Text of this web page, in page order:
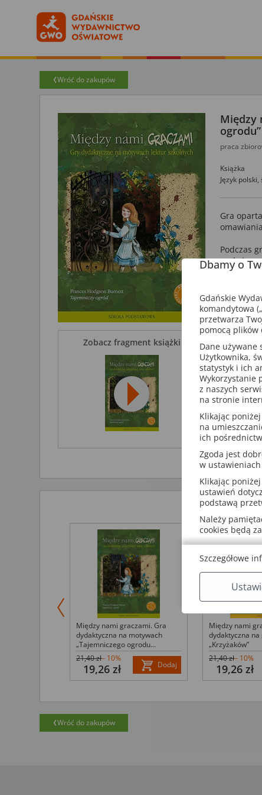
Wróć do zakupów
Zobacz fragment książki
Między
ogrodu”
praca
Książka
Język polski,
Gra
Podczas
ćwiczą
uczą
Akademia
Mały
Pan
Między nami graczami. Gra
dydaktyczna na motywach
„Tajemniczego ogrodu...
21,40 zł– 10%
19,26 zł Dodaj
Między nami
dydaktyczna
„Krzyżaków”
21,40 zł– 10%
19,26 zł
Wróć do zakupów
Dbamy o
Gdańskie
komandytowa
przetwarza
pomocą plików
Dane
Użytkownika,
statystyk i ich
Wykorzystanie
z naszych
na stronie
Klikając poniżej
na
ich
Zgoda jest
w
Klikając poniżej
ustawień
podstawą
Należy
cookies będą
Szczegółowe